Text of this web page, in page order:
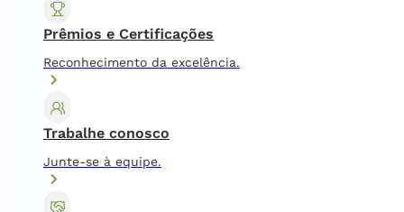
Prêmios e Certificações
Reconhecimento da excelência.
Trabalhe conosco
Junte-se à equipe.